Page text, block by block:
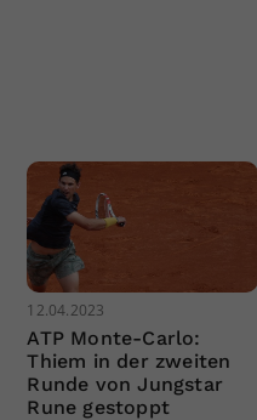
12.04.2023
ATP Monte-Carlo:
Thiem in der zweiten
Runde von Jungstar
Rune gestoppt